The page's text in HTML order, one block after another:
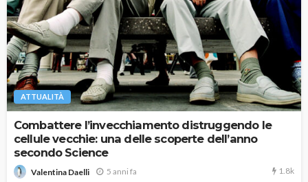
ATTUALITÀ
Combattere l’invecchiamento distruggendo le
cellule vecchie: una delle scoperte dell’anno
secondo Science
Valentina Daelli 5 anni fa 1.8k